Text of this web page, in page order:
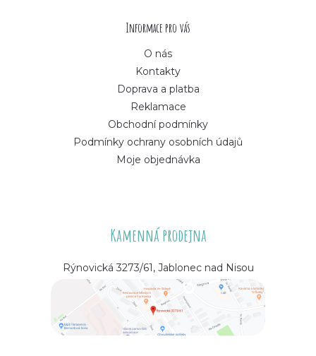
Informace pro vás
O nás
Kontakty
Doprava a platba
Reklamace
Obchodní podmínky
Podmínky ochrany osobních údajů
Moje objednávka
Kamenná prodejna
Rýnovická 3273/61, Jablonec nad Nisou